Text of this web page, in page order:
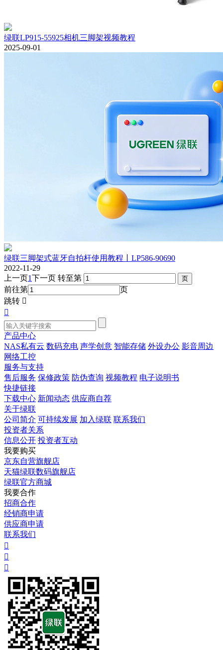
绿联LP915-55925相机三脚架视频教程
2025-09-01
绿联三脚架式蓝牙自拍杆使用教程丨LP586-90690
2022-11-29
上一页1下一页 转至第
前往第
页
跳转 

产品中心
NAS私有云 数码充电 声学创意 智能存储 外设办公 影音周边
网络工控
服务与支持
售后服务 保修政策 防伪查询 视频教程 电子说明书
快捷链接
下载中心 新闻动态 供应商自荐
关于绿联
公司简介 可持续发展 加入绿联 联系我们
投资者关系
信息公开 投资者互动
我要购买
京东自营旗舰店
天猫绿联数码旗舰店
绿联官方商城
我要合作
招商合作
经销商申请
供应商申请
联系我们


